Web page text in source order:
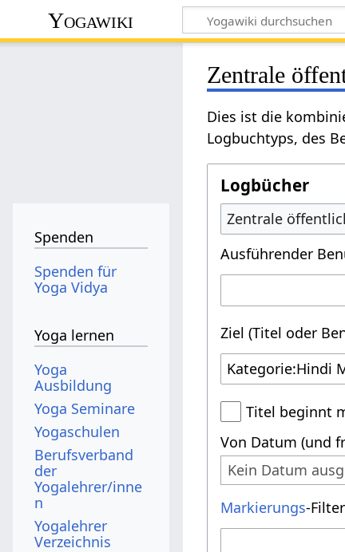
Yogawiki
Zentrale
Dies ist die
Logbuchtyps, des
Logbücher
Zentrale
Ausführender
Ziel (Titel oder
Titel beginnt
Von Datum (und
Kein Datum
Markierungs-
Spenden
Spenden für
Yoga Vidya
Yoga lernen
Yoga
Ausbildung
Yoga Seminare
Yogaschulen
Berufsverband
der
Yogalehrer/inne
n
Yogalehrer
Verzeichnis